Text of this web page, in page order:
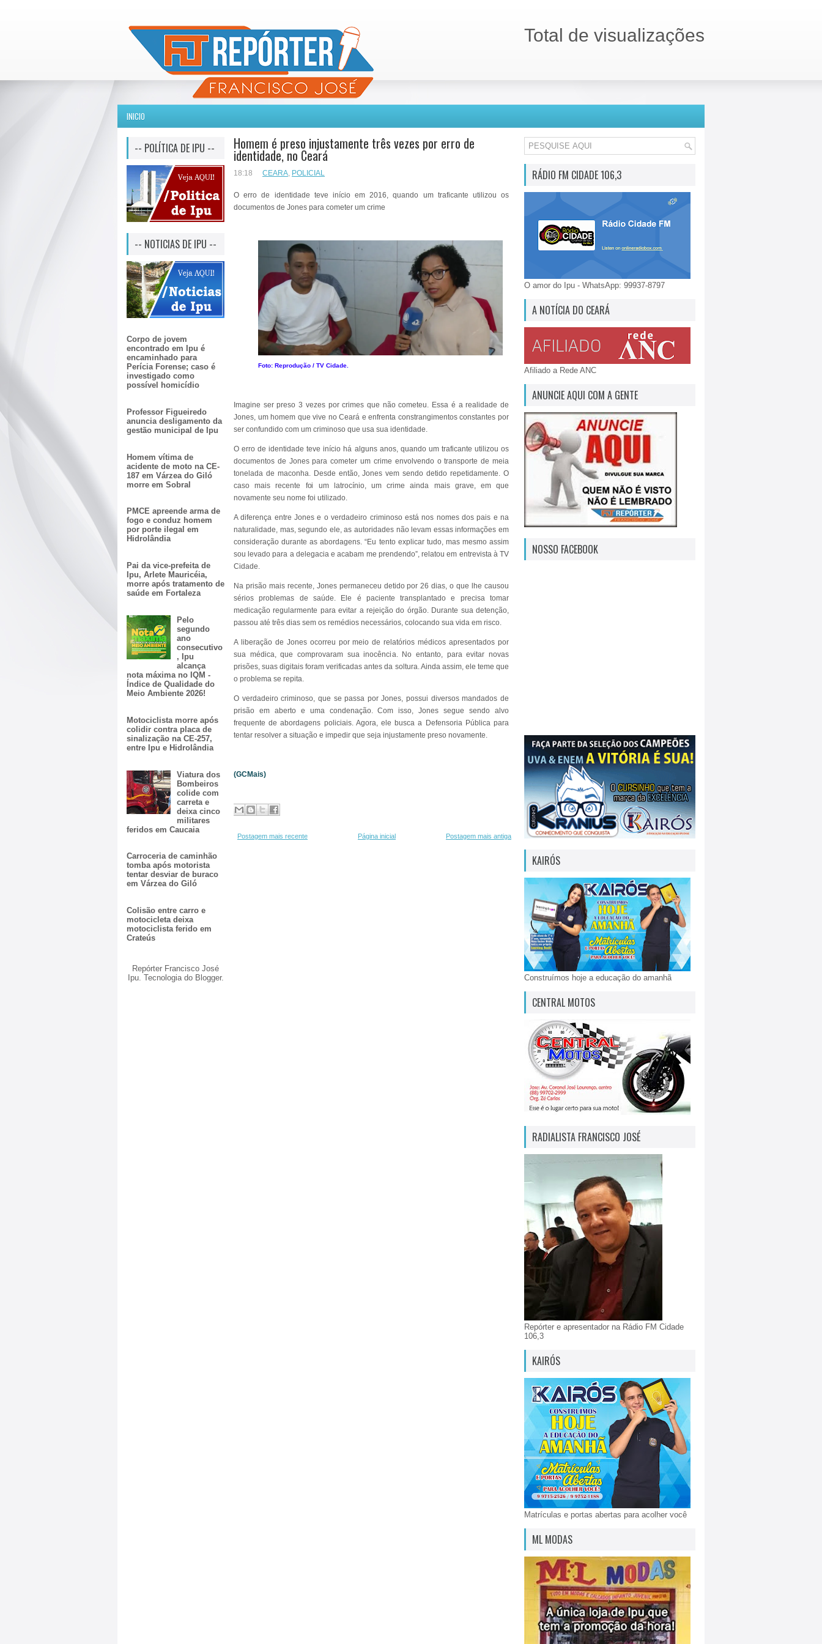
Total de visualizações
INICIO
-- POLÍTICA DE IPU --
-- NOTICIAS DE IPU --
Corpo de jovem
encontrado em Ipu é
encaminhado para
Perícia Forense; caso é
investigado como
possível homicídio
Professor Figueiredo
anuncia desligamento da
gestão municipal de Ipu
Homem vítima de
acidente de moto na CE-
187 em Várzea do Giló
morre em Sobral
PMCE apreende arma de
fogo e conduz homem
por porte ilegal em
Hidrolândia
Pai da vice-prefeita de
Ipu, Arlete Mauricéia,
morre após tratamento de
saúde em Fortaleza
Pelo
segundo
ano
consecutivo
, Ipu
alcança
nota máxima no IQM -
Índice de Qualidade do
Meio Ambiente 2026!
Motociclista morre após
colidir contra placa de
sinalização na CE-257,
entre Ipu e Hidrolândia
Viatura dos
Bombeiros
colide com
carreta e
deixa cinco
militares
feridos em Caucaia
Carroceria de caminhão
tomba após motorista
tentar desviar de buraco
em Várzea do Giló
Colisão entre carro e
motocicleta deixa
motociclista ferido em
Crateús
Repórter Francisco José
Ipu. Tecnologia do Blogger.
Homem é preso injustamente três vezes por erro de
identidade, no Ceará
18:18 CEARA, POLICIAL
O erro de identidade teve início em 2016, quando um traficante utilizou os
documentos de Jones para cometer um crime
Foto: Reprodução / TV Cidade.
Imagine ser preso 3 vezes por crimes que não cometeu. Essa é a realidade de
Jones, um homem que vive no Ceará e enfrenta constrangimentos constantes por
ser confundido com um criminoso que usa sua identidade.
O erro de identidade teve início há alguns anos, quando um traficante utilizou os
documentos de Jones para cometer um crime envolvendo o transporte de meia
tonelada de maconha. Desde então, Jones vem sendo detido repetidamente. O
caso mais recente foi um latrocínio, um crime ainda mais grave, em que
novamente seu nome foi utilizado.
A diferença entre Jones e o verdadeiro criminoso está nos nomes dos pais e na
naturalidade, mas, segundo ele, as autoridades não levam essas informações em
consideração durante as abordagens. “Eu tento explicar tudo, mas mesmo assim
sou levado para a delegacia e acabam me prendendo”, relatou em entrevista à TV
Cidade.
Na prisão mais recente, Jones permaneceu detido por 26 dias, o que lhe causou
sérios problemas de saúde. Ele é paciente transplantado e precisa tomar
medicação regularmente para evitar a rejeição do órgão. Durante sua detenção,
passou até três dias sem os remédios necessários, colocando sua vida em risco.
A liberação de Jones ocorreu por meio de relatórios médicos apresentados por
sua médica, que comprovaram sua inocência. No entanto, para evitar novas
prisões, suas digitais foram verificadas antes da soltura. Ainda assim, ele teme que
o problema se repita.
O verdadeiro criminoso, que se passa por Jones, possui diversos mandados de
prisão em aberto e uma condenação. Com isso, Jones segue sendo alvo
frequente de abordagens policiais. Agora, ele busca a Defensoria Pública para
tentar resolver a situação e impedir que seja injustamente preso novamente.
(GCMais)
Postagem mais recente Postagem mais antiga
Página inicial
RÁDIO FM CIDADE 106,3
O amor do Ipu - WhatsApp: 99937-8797
A NOTÍCIA DO CEARÁ
Afiliado a Rede ANC
ANUNCIE AQUI COM A GENTE
NOSSO FACEBOOK
KAIRÓS
Construímos hoje a educação do amanhã
CENTRAL MOTOS
RADIALISTA FRANCISCO JOSÉ
Repórter e apresentador na Rádio FM Cidade
106,3
KAIRÓS
Matrículas e portas abertas para acolher você
ML MODAS